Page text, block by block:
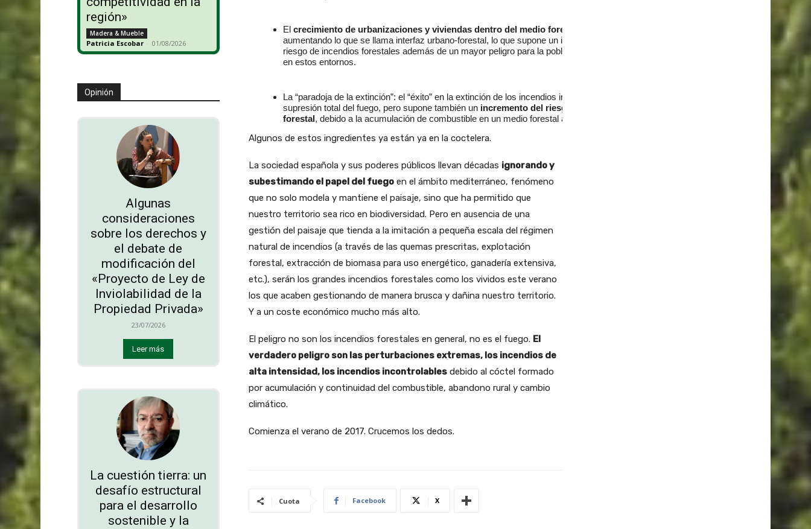
región»
Madera & Mueble
Patricia Escobar - 01/08/2026
Opinión
Algunas
consideraciones
sobre los derechos y
el debate de
modificación del
«Proyecto de Ley de
Inviolabilidad de la
Propiedad Privada»
23/07/2026
Leer más
La cuestión tierra: un
desafío estructural
para el desarrollo
sostenible y la
El crecimiento de urbanizaciones y viviendas dentro del medio forestal
aumentando lo que se llama interfaz urbano-forestal, lo que supone un incremento del
riesgo de incendios forestales además de un mayor peligro para la población que vive
en estos entornos.
La “paradoja de la extinción”: el “éxito” en la extinción de los incendios implica la
supresión total del fuego, pero supone también un incremento del riesgo de incendio
forestal, debido a la acumulación de combustible en un medio forestal abandonado.
precarización laboral y privatización del colectivo dedicado a la extinción de incendios.
Algunos de estos ingredientes ya están ya en la coctelera.
La sociedad española y sus poderes públicos llevan décadas ignorando y
subestimando el papel del fuegoen el ámbito mediterráneo, fenómeno
que no solo modela y mantiene el paisaje, sino que ha permitido que
nuestro territorio sea rico en biodiversidad. Pero en ausencia de una
gestión del paisaje que tienda a la imitación a pequeña escala del régimen
natural de incendios (a través de las quemas prescritas, explotación
forestal, extracción de biomasa para uso energético, ganadería extensiva,
etc.), serán los grandes incendios forestales como los vividos este verano
los que acaben gestionando de manera brusca y dañina nuestro territorio.
Y a un coste económico mucho más alto.
El peligro no son los incendios forestales en general, no es el fuego. El
verdadero peligro son las perturbaciones extremas, los incendios de
alta intensidad, los incendios incontrolablesdebido al cóctel formado
por acumulación y continuidad del combustible, abandono rural y cambio
climático.
Comienza el verano de 2017. Crucemos los dedos.
Cuota Facebook X